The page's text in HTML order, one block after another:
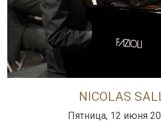
NICOLAS
Пятница, 12 июня